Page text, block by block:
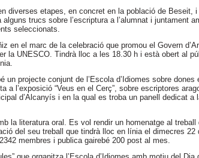
diverses etapes, en concret en la població de Beseit,
trucs sobre l’escriptura a l’alumnat i juntament
seleccionats.
en el marc de la celebració que promou el Govern
la UNESCO. Tindrà lloc a les 18.30 h i està obert al
projecte conjunt de l’Escola d’Idiomes sobre dones
l’exposició “Veus en el Cerç”, sobre escriptores
d’Alcanyís i en la qual es troba un panell dedicat a
la literatura oral. Es vol rendir un homenatge al
del seu treball que tindrà lloc en línia el dimecres
membres i publica gairebé 200 post al mes.